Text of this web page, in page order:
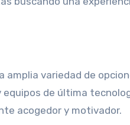
amplia variedad de
de última
acogedor y motivador.